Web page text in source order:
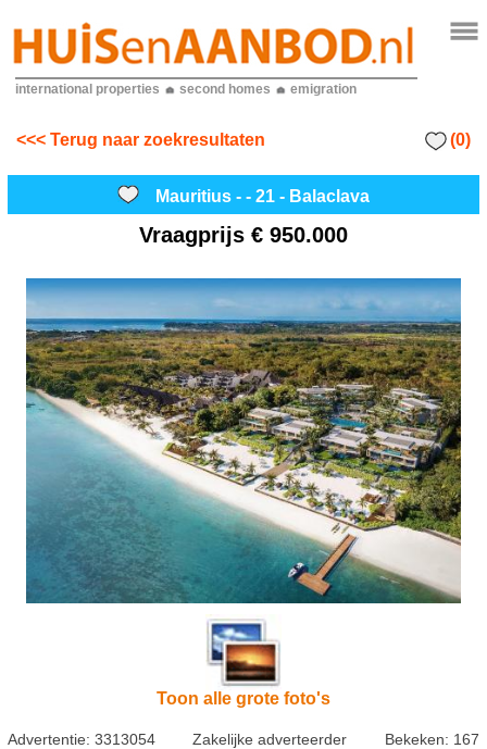
international properties second homes emigration
<<< Terug naar zoekresultaten (0)
Mauritius - - 21 - Balaclava
Vraagprijs € 950.000
Toon alle grote foto's
Advertentie: 3313054 Zakelijke adverteerder Bekeken: 167